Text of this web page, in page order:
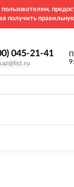
получить
045-21-41